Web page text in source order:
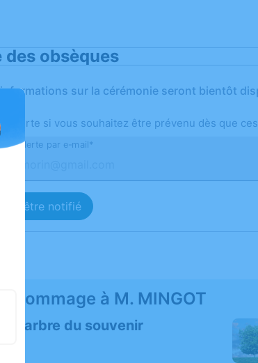
des obsèques
sur la cérémonie seront bientôt
alerte si vous souhaitez être prévenu dès que
alerte par e-mail*
être notifié
hommage à M. MINGOT
un arbre du souvenir